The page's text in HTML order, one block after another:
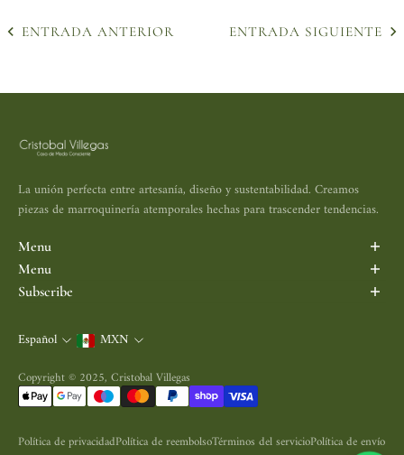
ENTRADA ANTERIOR ENTRADA SIGUIENTE
La unión perfecta entre artesanía, diseño y sustentabilidad. Creamos
piezas de marroquinería atemporales hechas para trascender tendencias.
Menu
Inicio
Porta Vinos
Accesorios
Contacto
Menu
Search
Política de Devolución
Política de Envío
Términos y Condiciones
Subscribe
Correo electrónico
Español MXN
Copyright © 2025, Cristobal Villegas
Política de privacidadPolítica de reembolsoTérminos del servicioPolítica de envío